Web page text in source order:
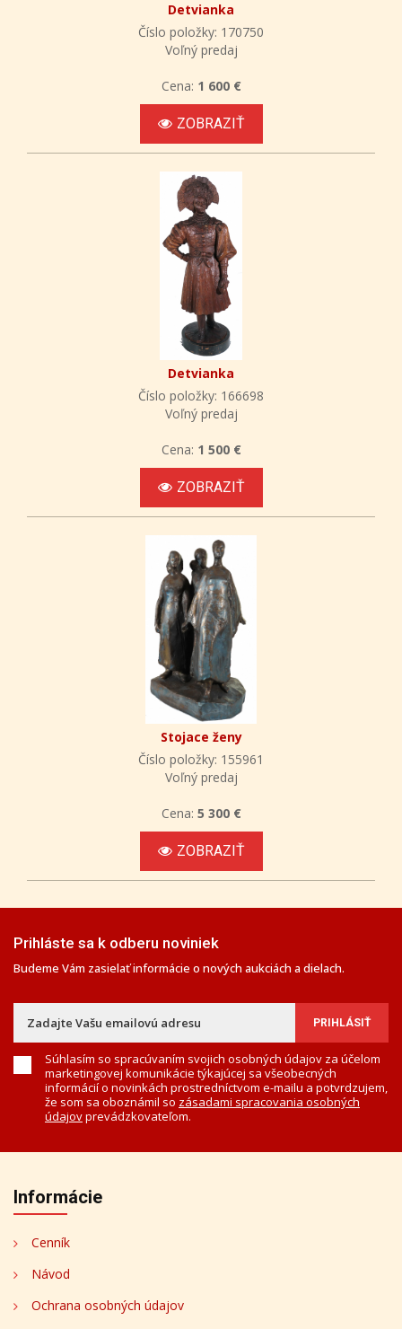
Detvianka
Číslo položky: 170750
Voľný predaj
Cena: 1 600 €
ZOBRAZIŤ
Detvianka
Číslo položky: 166698
Voľný predaj
Cena: 1 500 €
ZOBRAZIŤ
Stojace ženy
Číslo položky: 155961
Voľný predaj
Cena: 5 300 €
ZOBRAZIŤ
Prihláste sa k odberu noviniek
Budeme Vám zasielať informácie o nových aukciách a dielach.
Súhlasím so spracúvaním svojich osobných údajov za účelom
marketingovej komunikácie týkajúcej sa všeobecných
informácií o novinkách prostredníctvom e-mailu a potvrdzujem,
že som sa oboznámil so zásadami spracovania osobných
údajovprevádzkovateľom.
Informácie
Cenník
Návod
Ochrana osobných údajov